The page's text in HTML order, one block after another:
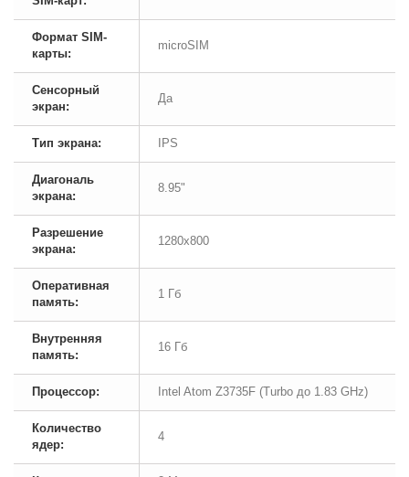
Формат SIM-
карты:
microSIM
Сенсорный
экран:
Да
Тип экрана: IPS
Диагональ
экрана:
8.95"
Разрешение
экрана:
1280x800
Оперативная
память:
1 Гб
Внутренняя
память:
16 Гб
Процессор: Intel Atom Z3735F (Turbo до 1.83 GHz)
Количество
ядер:
4